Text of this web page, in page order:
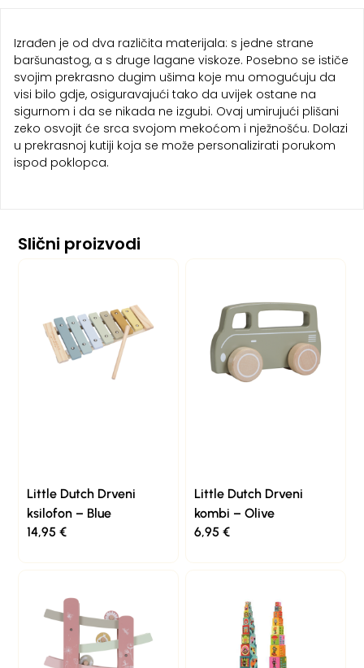
Izrađen je od dva različita materijala: s jedne strane
baršunastog, a s druge lagane viskoze. Posebno se ističe
svojim prekrasno dugim ušima koje mu omogućuju da
visi bilo gdje, osiguravajući tako da uvijek ostane na
sigurnom i da se nikada ne izgubi. Ovaj umirujući plišani
zeko osvojit će srca svojom mekoćom i nježnošću. Dolazi
u prekrasnoj kutiji koja se može personalizirati porukom
ispod poklopca.
Slični proizvodi
Little Dutch Drveni
ksilofon – Blue
14,95€
Little Dutch Drveni
kombi – Olive
6,95 €